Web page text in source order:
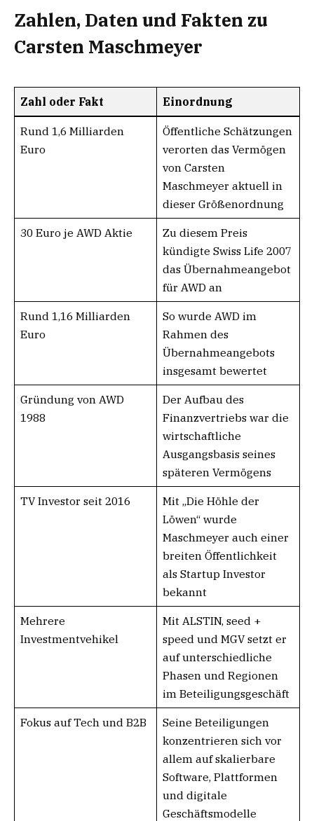
Zahlen, Daten und Fakten zu
Carsten Maschmeyer
Zahl oder Fakt Einordnung
Rund 1,6 Milliarden
Euro
Öffentliche Schätzungen
verorten das Vermögen
von Carsten
Maschmeyer aktuell in
dieser Größenordnung
30 Euro je AWD Aktie
Zu diesem Preis
kündigte Swiss Life 2007
das Übernahmeangebot
für AWD an
Rund 1,16 Milliarden
Euro
So wurde AWD im
Rahmen des
Übernahmeangebots
insgesamt bewertet
Gründung von AWD
1988
Der Aufbau des
Finanzvertriebs war die
wirtschaftliche
Ausgangsbasis seines
späteren Vermögens
TV Investor seit 2016
Mit „Die Höhle der
Löwen“ wurde
Maschmeyer auch einer
breiten Öffentlichkeit
als Startup Investor
bekannt
Mehrere
Investmentvehikel
Mit ALSTIN, seed +
speed und MGV setzt er
auf unterschiedliche
Phasen und Regionen
im Beteiligungsgeschäft
Fokus auf Tech und B2B
Seine Beteiligungen
konzentrieren sich vor
allem auf skalierbare
Software, Plattformen
und digitale
Geschäftsmodelle